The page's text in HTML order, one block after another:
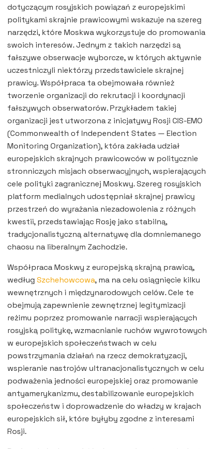
dotyczącym rosyjskich powiązań z europejskimi
politykami skrajnie prawicowymi wskazuje na szereg
narzędzi, które Moskwa wykorzystuje do promowania
swoich interesów. Jednym z takich narzędzi są
fałszywe obserwacje wyborcze, w których aktywnie
uczestniczyli niektórzy przedstawiciele skrajnej
prawicy. Współpraca ta obejmowała również
tworzenie organizacji do rekrutacji i koordynacji
fałszywych obserwatorów. Przykładem takiej
organizacji jest utworzona z inicjatywy Rosji CIS-EMO
(Commonwealth of Independent States — Election
Monitoring Organization), która zakłada udział
europejskich skrajnych prawicowców w politycznie
stronniczych misjach obserwacyjnych, wspierających
cele polityki zagranicznej Moskwy. Szereg rosyjskich
platform medialnych udostępniał skrajnej prawicy
przestrzeń do wyrażania niezadowolenia z różnych
kwestii, przedstawiając Rosję jako stabilną,
tradycjonalistyczną alternatywę dla domniemanego
chaosu na liberalnym Zachodzie.
Współpraca Moskwy z europejską skrajną prawicą,
według Szchehowcowa, ma na celu osiągnięcie kilku
wewnętrznych i międzynarodowych celów. Cele te
obejmują zapewnienie zewnętrznej legitymizacji
reżimu poprzez promowanie narracji wspierających
rosyjską politykę, wzmacnianie ruchów wywrotowych
w europejskich społeczeństwach w celu
powstrzymania działań na rzecz demokratyzacji,
wspieranie nastrojów ultranacjonalistycznych w celu
podważenia jedności europejskiej oraz promowanie
antyamerykanizmu, destabilizowanie europejskich
społeczeństw i doprowadzenie do władzy w krajach
europejskich sił, które byłyby zgodne z interesami
Rosji.